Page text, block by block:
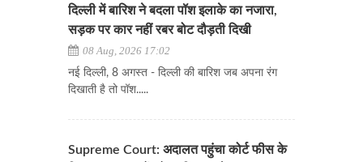
दिल्ली में बारिश ने बदला पॉश इलाके का नजारा,
सड़क पर कार नहीं रबर बोट दौड़ती दिखी
08 Aug, 2026 17:02
नई दिल्ली, 8 अगस्त - दिल्ली की बारिश जब अपना रंग
दिखाती है तो पॉश.....
Supreme Court: अदालत पहुंचा कोर्ट फीस के